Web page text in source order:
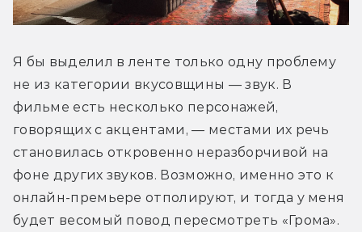
Я бы выделил в ленте только одну проблему
не из категории вкусовщины — звук. В
фильме есть несколько персонажей,
говорящих с акцентами, — местами их речь
становилась откровенно неразборчивой на
фоне других звуков. Возможно, именно это к
онлайн-премьере отполируют, и тогда у меня
будет весомый повод пересмотреть «Грома».